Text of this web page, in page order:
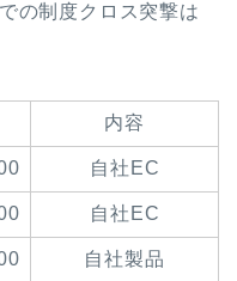
の制度クロス突撃は
内容
自社EC
自社EC
自社製品